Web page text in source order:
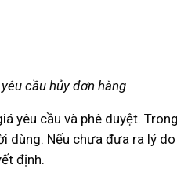
cầu hủy đơn hàng
yêu cầu và phê duyệt.
dùng. Nếu chưa đưa ra lý
định.